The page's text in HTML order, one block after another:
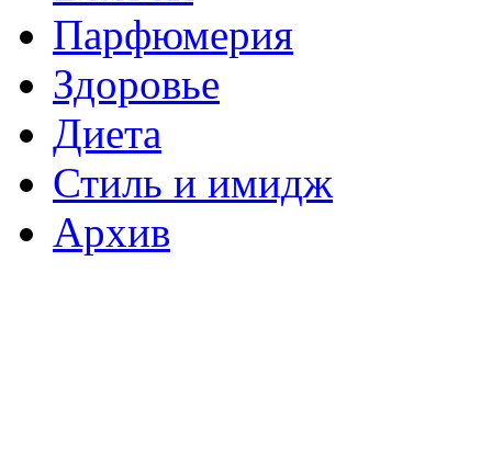
Парфюмерия
Здоровье
Диета
Стиль и имидж
Архив